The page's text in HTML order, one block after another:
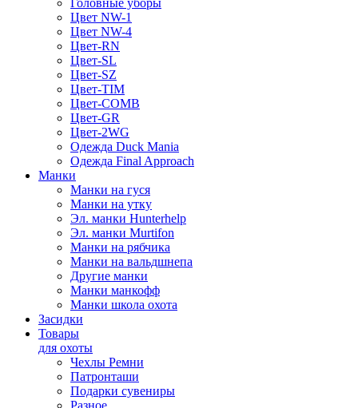
Головные уборы
Цвет NW-1
Цвет NW-4
Цвет-RN
Цвет-SL
Цвет-SZ
Цвет-TIM
Цвет-COMB
Цвет-GR
Цвет-2WG
Одежда Duck Mania
Одежда Final Approach
Манки
Манки на гуся
Манки на утку
Эл. манки Hunterhelp
Эл. манки Murtifon
Манки на рябчика
Манки на вальдшнепа
Другие манки
Манки манкофф
Манки школа охота
Засидки
Товары
для охоты
Чехлы Ремни
Патронташи
Подарки сувениры
Разное